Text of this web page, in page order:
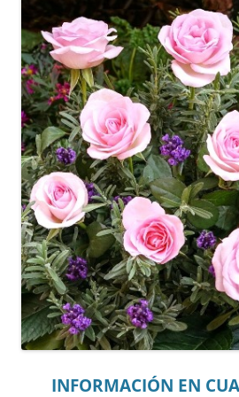
INFORMACIÓN EN